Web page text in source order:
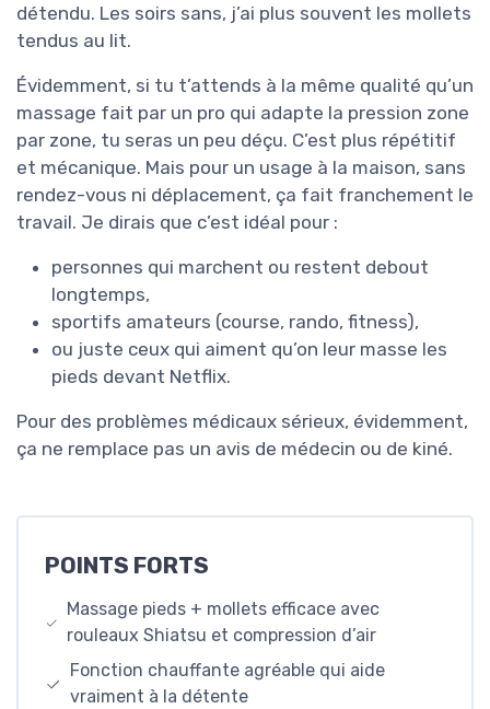
détendu. Les soirs sans, j’ai plus souvent les mollets
tendus au lit.
Évidemment, si tu t’attends à la même qualité qu’un
massage fait par un pro qui adapte la pression zone
par zone, tu seras un peu déçu. C’est plus répétitif
et mécanique. Mais pour un usage à la maison, sans
rendez-vous ni déplacement, ça fait franchement le
travail. Je dirais que c’est idéal pour :
personnes qui marchent ou restent debout
longtemps,
sportifs amateurs (course, rando, fitness),
ou juste ceux qui aiment qu’on leur masse les
pieds devant Netflix.
Pour des problèmes médicaux sérieux, évidemment,
ça ne remplace pas un avis de médecin ou de kiné.
POINTS FORTS
Massage pieds + mollets efficace avec
rouleaux Shiatsu et compression d’air
Fonction chauffante agréable qui aide
vraiment à la détente